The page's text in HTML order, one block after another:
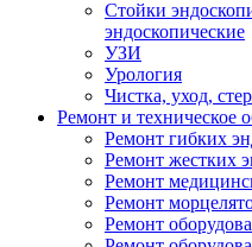
Стойки
эндоскопические
УЗИ
Урология
Чистка, уход,
Ремонт и техническое
Ремонт гибких
Ремонт жестких
Ремонт
Ремонт
Ремонт